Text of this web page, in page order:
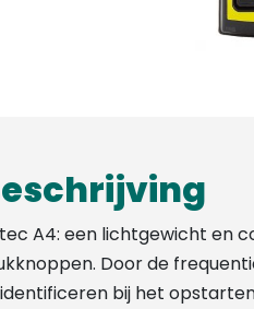
A4: een lichtgewicht en
Door de
bij het